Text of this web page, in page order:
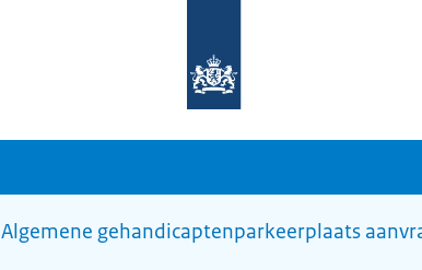
homepage
sdg.rijksoverheid.nl
Algemene gehandicaptenparkeerplaats